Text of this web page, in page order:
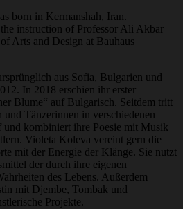
born in Kermanshah, Iran.
instruction of Professor Ali Akbar
Arts and Design at Bauhaus
aus Sofia, Bulgarien und
In 2018 erschien ihr erster
Blume“ auf Bulgarisch. Seitdem tritt
Tänzerinnen in verschiedenen
und kombiniert ihre Poesie mit Musik
Violeta Koleva vereint gern die
mit der Energie der Klänge. Sie nutzt
der durch ihre eigenen
des Lebens. Außerdem
mit Djembe, Tombak und
Projekte.